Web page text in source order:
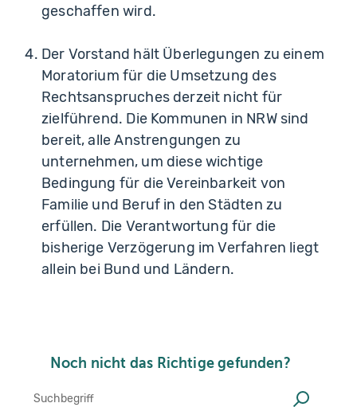
geschaffen wird.
Der Vorstand hält Überlegungen zu einem
Moratorium für die Umsetzung des
Rechtsanspruches derzeit nicht für
zielführend. Die Kommunen in NRW sind
bereit, alle Anstrengungen zu
unternehmen, um diese wichtige
Bedingung für die Vereinbarkeit von
Familie und Beruf in den Städten zu
erfüllen. Die Verantwortung für die
bisherige Verzögerung im Verfahren liegt
allein bei Bund und Ländern.
Noch nicht das Richtige gefunden?
Suche Suchen